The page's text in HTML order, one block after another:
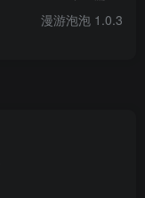
漫游泡泡 1.0.3